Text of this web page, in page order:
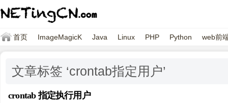
首页 ImageMagicK Java Linux PHP Python web前
文章标签 ‘crontab指定用户’
crontab 指定执行用户